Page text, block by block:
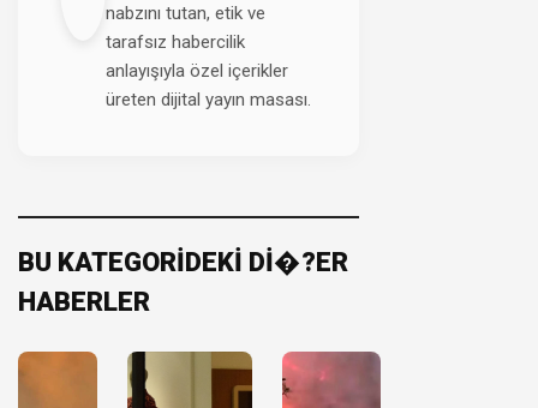
nabzını tutan, etik ve
tarafsız habercilik
anlayışıyla özel içerikler
üreten dijital yayın masası.
BU KATEGORİDEKİ Dİ�?ER
HABERLER